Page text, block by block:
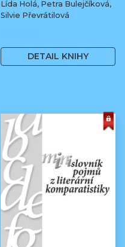
Lída Holá, Petra Bulejčíková,
Silvie Převrátilová
DETAIL KNIHY